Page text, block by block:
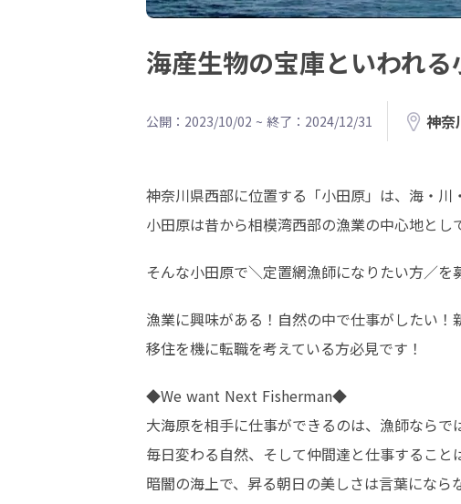
海産生物の宝庫といわれ
公開：2023/10/02 ~ 終了：2024/12/31 神奈
神奈川県西部に位置する「小田原」は、海・川
小田原は昔から相模湾西部の漁業の中心地と
そんな小田原で＼定置網漁師になりたい方／を
漁業に興味がある！自然の中で仕事がしたい！
移住を機に転職を考えている方必見です！
◆We want Next Fisherman◆
大海原を相手に仕事ができるのは、漁師ならで
毎日変わる自然、そして仲間達と仕事すること
暗闇の海上で、昇る朝日の美しさは言葉になら